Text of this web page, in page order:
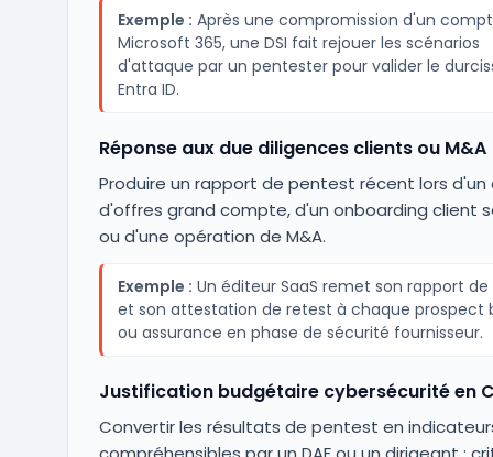
Exemple : Après une compromission d'un
Microsoft 365, une DSI fait rejouer les scénarios
d'attaque par un pentester pour valider le
Entra ID.
Réponse aux due diligences clients ou M&A
Produire un rapport de pentest récent lors d'un
d'offres grand compte, d'un onboarding client
ou d'une opération de M&A.
Exemple : Un éditeur SaaS remet son rapport
et son attestation de retest à chaque prospect
ou assurance en phase de sécurité fournisseur.
Justification budgétaire cybersécurité en
Convertir les résultats de pentest en